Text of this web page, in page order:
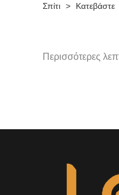
Σπίτι > Κατεβάστε
Περισσότερες